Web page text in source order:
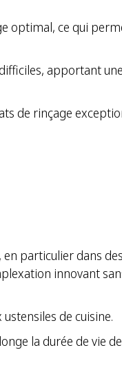
optimal, ce qui
apportant
de rinçage
particulier dans
innovant
de cuisine.
la durée de vie